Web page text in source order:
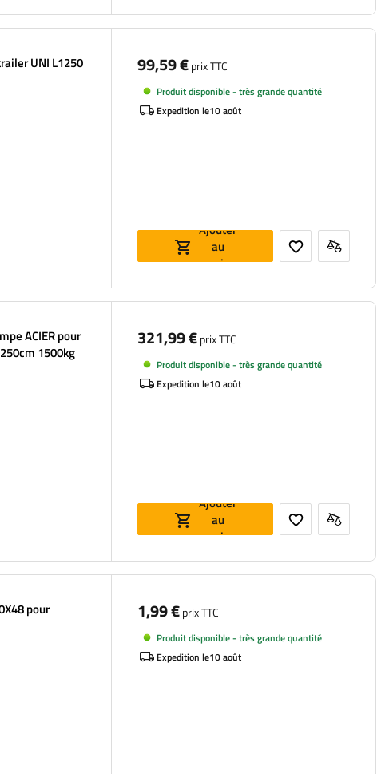
UNI L1250
99,59 €prix TTC
Produit disponible - très grande quantité
Expedition le10 août
Ajouter
au
panier
ACIER pour
1500kg
321,99 €prix TTC
Produit disponible - très grande quantité
Expedition le10 août
Ajouter
au
panier
pour
1,99 €prix TTC
Produit disponible - très grande quantité
Expedition le10 août